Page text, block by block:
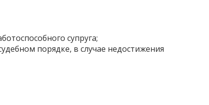
супруга;
порядке, в случае недостижения